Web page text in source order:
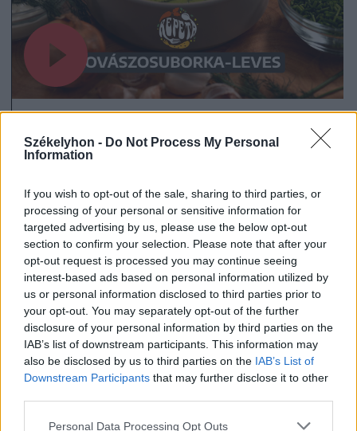
Székelyhon - Do Not Process My Personal
Information
If you wish to opt-out of the sale, sharing to third parties, or
processing of your personal or sensitive information for
targeted advertising by us, please use the below opt-out
section to confirm your selection. Please note that after your
opt-out request is processed you may continue seeing
interest-based ads based on personal information utilized by
us or personal information disclosed to third parties prior to
your opt-out. You may separately opt-out of the further
disclosure of your personal information by third parties on the
IAB’s list of downstream participants. This information may
also be disclosed by us to third parties on the IAB’s List of
Downstream Participants that may further disclose it to other
Personal Data Processing Opt Outs
2026. július 19., 11:07
Szoknyás Gurulás: bolondos
ötletként indult, értékes
eseménnyé vált